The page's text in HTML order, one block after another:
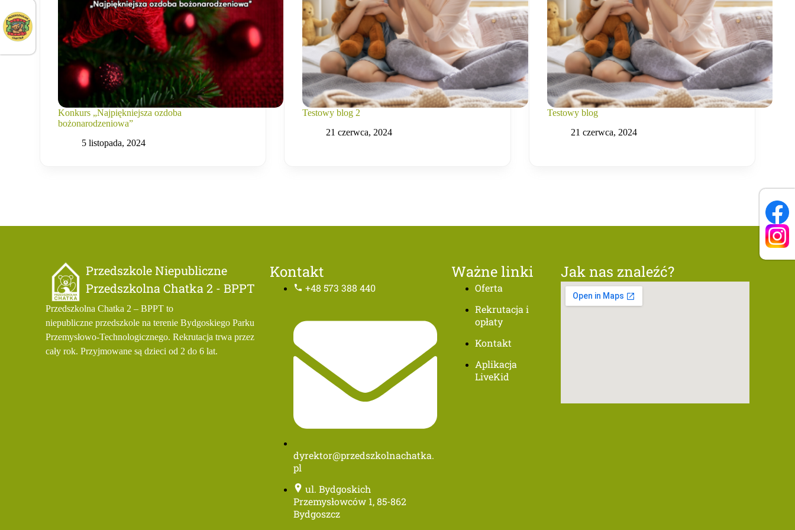
Konkurs „Najpiękniejsza ozdoba
bożonarodzeniowa”
5 listopada, 2024
Testowy blog 2
21 czerwca, 2024
Testowy blog
21 czerwca, 2024
Przedszkole Niepubliczne
Przedszkolna Chatka 2 - BPPT
Przedszkolna Chatka 2 – BPPT to
niepubliczne przedszkole na terenie Bydgoskiego Parku
Przemysłowo-Technologicznego. Rekrutacja trwa przez
cały rok. Przyjmowane są dzieci od 2 do 6 lat.
Kontakt
+48 573 388 440
dyrektor@przedszkolnachatka.
pl
ul. Bydgoskich
Przemysłowców 1, 85-862
Bydgoszcz
Ważne linki
Oferta
Rekrutacja i
opłaty
Kontakt
Aplikacja
LiveKid
Jak nas znaleźć?